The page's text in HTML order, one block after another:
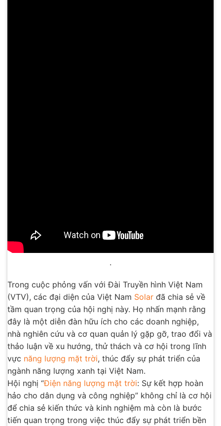
.
Trong cuộc phỏng vấn với Đài Truyền hình Việt Nam
(VTV), các đại diện của Việt Nam Solar đã chia sẻ về
tầm quan trọng của hội nghị này. Họ nhấn mạnh rằng
đây là một diễn đàn hữu ích cho các doanh nghiệp,
nhà nghiên cứu và cơ quan quản lý gặp gỡ, trao đổi và
thảo luận về xu hướng, thử thách và cơ hội trong lĩnh
vực năng lượng mặt trời, thúc đẩy sự phát triển của
ngành năng lượng xanh tại Việt Nam.
Hội nghị “Điện năng lượng mặt trời: Sự kết hợp hoàn
hảo cho dân dụng và công nghiệp” không chỉ là cơ hội
để chia sẻ kiến thức và kinh nghiệm mà còn là bước
tiến quan trọng trong việc thúc đẩy sự phát triển bền